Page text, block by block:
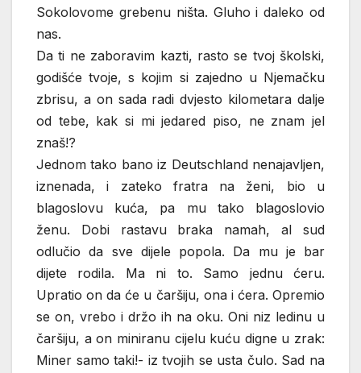
Sokolovome grebenu ništa. Gluho i daleko od
nas.
Da ti ne zaboravim kazti, rasto se tvoj školski,
godišće tvoje, s kojim si zajedno u Njemačku
zbrisu, a on sada radi dvjesto kilometara dalje
od tebe, kak si mi jedared piso, ne znam jel
znaš!?
Jednom tako bano iz Deutschland nenajavljen,
iznenada, i zateko fratra na ženi, bio u
blagoslovu kuća, pa mu tako blagoslovio
ženu. Dobi rastavu braka namah, al sud
odlučio da sve dijele popola. Da mu je bar
dijete rodila. Ma ni to. Samo jednu ćeru.
Upratio on da će u čaršiju, ona i ćera. Opremio
se on, vrebo i držo ih na oku. Oni niz ledinu u
čaršiju, a on miniranu cijelu kuću digne u zrak:
Miner samo taki!- iz tvojih se usta čulo. Sad na